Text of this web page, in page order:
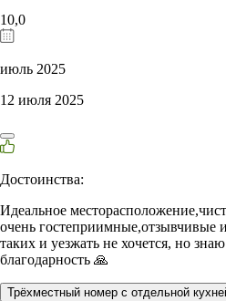
10,0
июль 2025
12 июля 2025
Достоинства:
Идеальное
очень гостеприимные,отзывчивые
таких и уезжать не хочется, но
благодарность 🙏
Трёхместный номер с отдельной